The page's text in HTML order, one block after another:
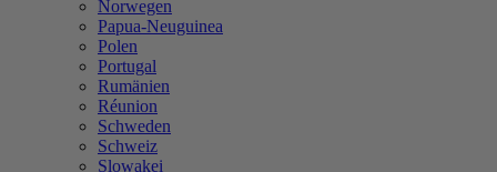
Norwegen
Papua-Neuguinea
Polen
Portugal
Rumänien
Réunion
Schweden
Schweiz
Slowakei